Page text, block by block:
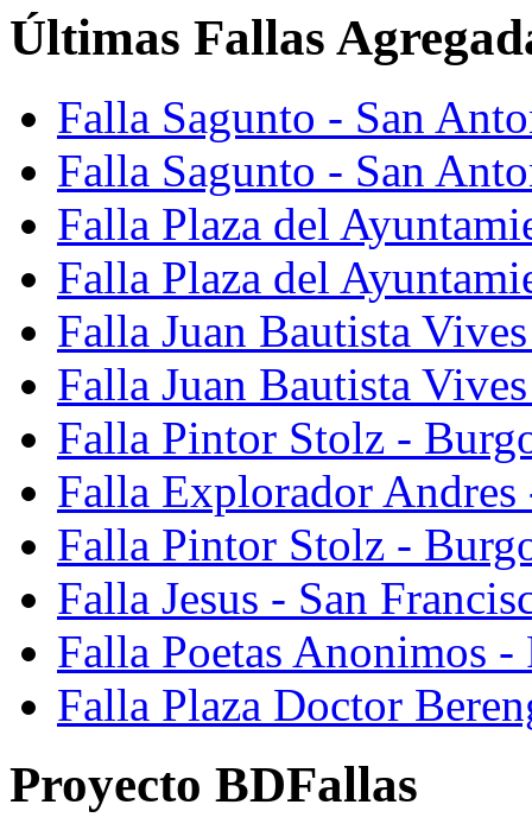
Últimas Fallas
Falla Sagunto - San
Falla Sagunto - San
Falla Plaza del
Falla Plaza del
Falla Juan Bautista
Falla Juan Bautista
Falla Pintor Stolz -
Falla Explorador Andres
Falla Pintor Stolz -
Falla Jesus - San
Falla Poetas Anonimos
Falla Plaza Doctor
Proyecto BDFallas